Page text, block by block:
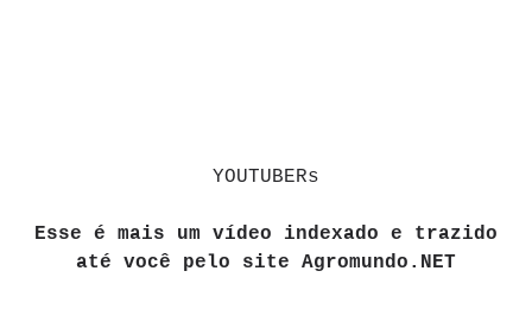
YOUTUBERs
Esse é mais um vídeo indexado e trazido
até você pelo site Agromundo.NET